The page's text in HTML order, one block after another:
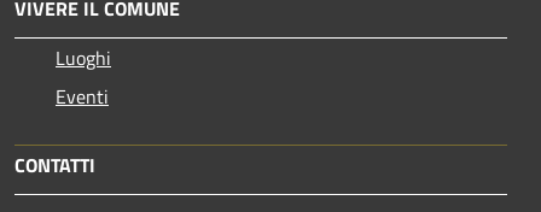
VIVERE IL COMUNE
Luoghi
Eventi
CONTATTI